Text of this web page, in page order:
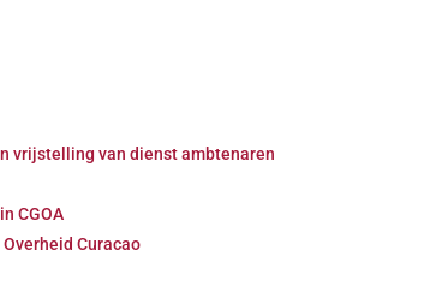
vrijstelling van dienst ambtenaren
CGOA
Curacao